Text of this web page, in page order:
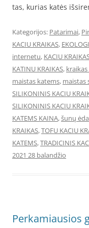
tas, kurias katės
Kategorijos: Patarimai,
KACIU KRAIKAS,
internetu, KACIU
KATINU KRAIKAS,
maistas katems, maistas
SILIKONINIS KACIU
SILIKONINIS KACIU
KATEMS KAINA,šunų
KRAIKAS,TOFU KACIU
KATEMS,TRADICINIS
2021 28 balandžio
Perkamiausios